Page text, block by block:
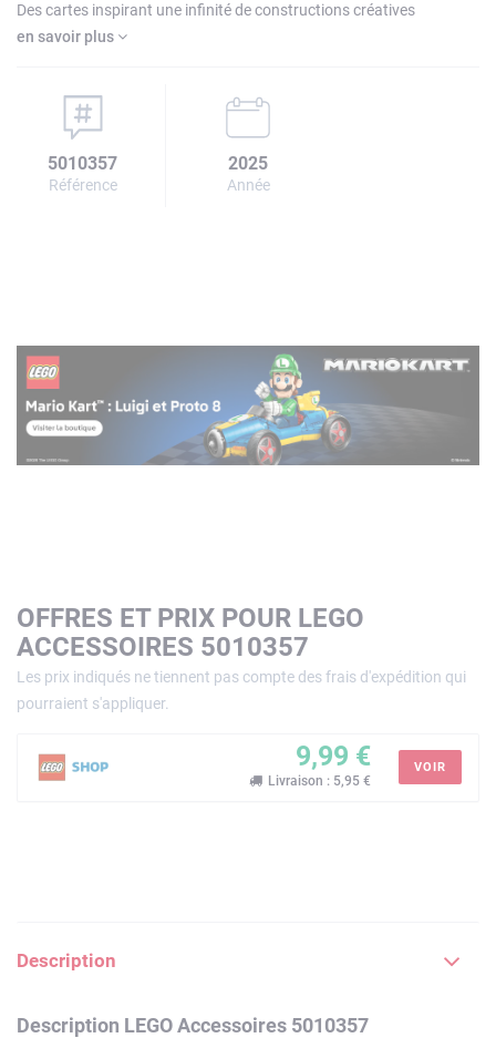
Des cartes inspirant une infinité de constructions créatives
en savoir plus
5010357
Référence
2025
Année
OFFRES ET PRIX POUR LEGO
ACCESSOIRES 5010357
Les prix indiqués ne tiennent pas compte des frais d'expédition qui
pourraient s'appliquer.
9,99 €
Livraison : 5,95 €
VOIR
Description
Description LEGO Accessoires 5010357